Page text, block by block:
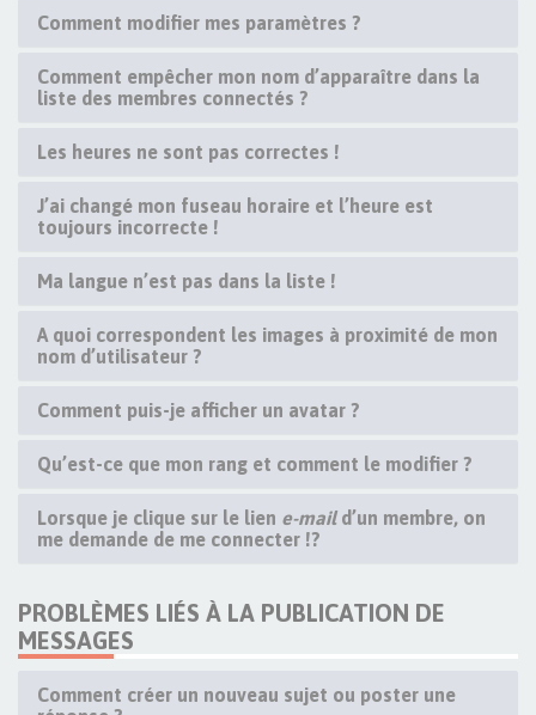
Comment modifier mes paramètres ?
Comment empêcher mon nom d’apparaître dans la
liste des membres connectés ?
Les heures ne sont pas correctes !
J’ai changé mon fuseau horaire et l’heure est
toujours incorrecte !
Ma langue n’est pas dans la liste !
A quoi correspondent les images à proximité de mon
nom d’utilisateur ?
Comment puis-je afficher un avatar ?
Qu’est-ce que mon rang et comment le modifier ?
Lorsque je clique sur le lien e-maild’un membre, on
me demande de me connecter !?
PROBLÈMES LIÉS À LA PUBLICATION DE
MESSAGES
Comment créer un nouveau sujet ou poster une